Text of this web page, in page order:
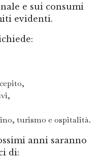
e sui consumi
evidenti.
turismo e ospitalità.
anni saranno
di: